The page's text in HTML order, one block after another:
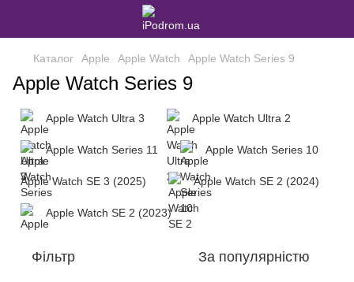
Каталог Apple Apple Watch Apple Watch Series 9
Apple Watch Series 9
Apple Watch Ultra 3 Apple Watch Ultra 2
Apple Watch Series 11 Apple Watch Series 10
Apple Watch SE 3 (2025) Apple Watch SE 2 (2024)
Apple Watch SE 2 (2023)
Фільтр За популярністю